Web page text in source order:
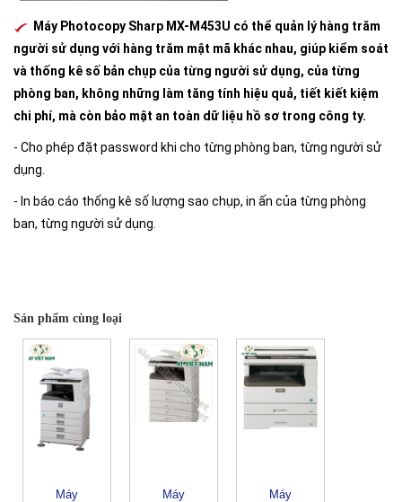
Máy Photocopy Sharp MX-M453U có thể quản lý hàng trăm
người sử dụng với hàng trăm mật mã khác nhau, giúp kiểm soát
và thống kê số bản chụp của từng người sử dụng, của từng
phòng ban, không những làm tăng tính hiệu quả, tiết kiết kiệm
chi phí, mà còn bảo mật an toàn dữ liệu hồ sơ trong công ty.
- Cho phép đặt password khi cho từng phòng ban, từng người sử
dụng.
- In báo cáo thống kê số lượng sao chụp, in ấn của từng phòng
ban, từng người sử dụng.
Sản phẩm cùng loại
Máy
Máy
Máy